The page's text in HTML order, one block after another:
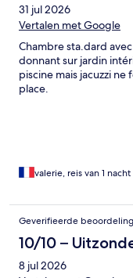
31 jul 2026
Vertalen met Google
Chambre sta.dard
donnant sur jardin
piscine mais jacuzzi
place.
valerie, reis van 1 nacht
Geverifieerde beoordeling
10/10 –
8 jul 2026